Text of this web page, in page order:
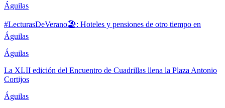
Águilas
#LecturasDeVerano🏖: Hoteles y pensiones de otro tiempo en
Águilas
Águilas
La XLII edición del Encuentro de Cuadrillas llena la Plaza Antonio
Cortijos
Águilas